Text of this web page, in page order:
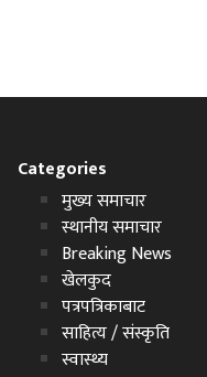
Categories
मुख्य समाचार
स्थानीय समाचार
Breaking News
खेलकुद
पत्रपत्रिकाबाट
साहित्य / संस्कृति
स्वास्थ्य